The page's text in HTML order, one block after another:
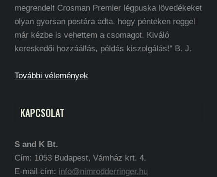
megrendelt Crosman Premier légpuska lövedékeket
olyan gyorsan postára adta, hogy pénteken reggel
már kézbe is vehettem a csomagot. Kiváló
kereskedői hozzáállás, példás kiszolgálás!" B. J.
További vélemények
KAPCSOLAT
S and K Bt.
Cím: 1053 Budapest, Vámház krt. 4.
E-mail cím: info@nimrodderringer.hu